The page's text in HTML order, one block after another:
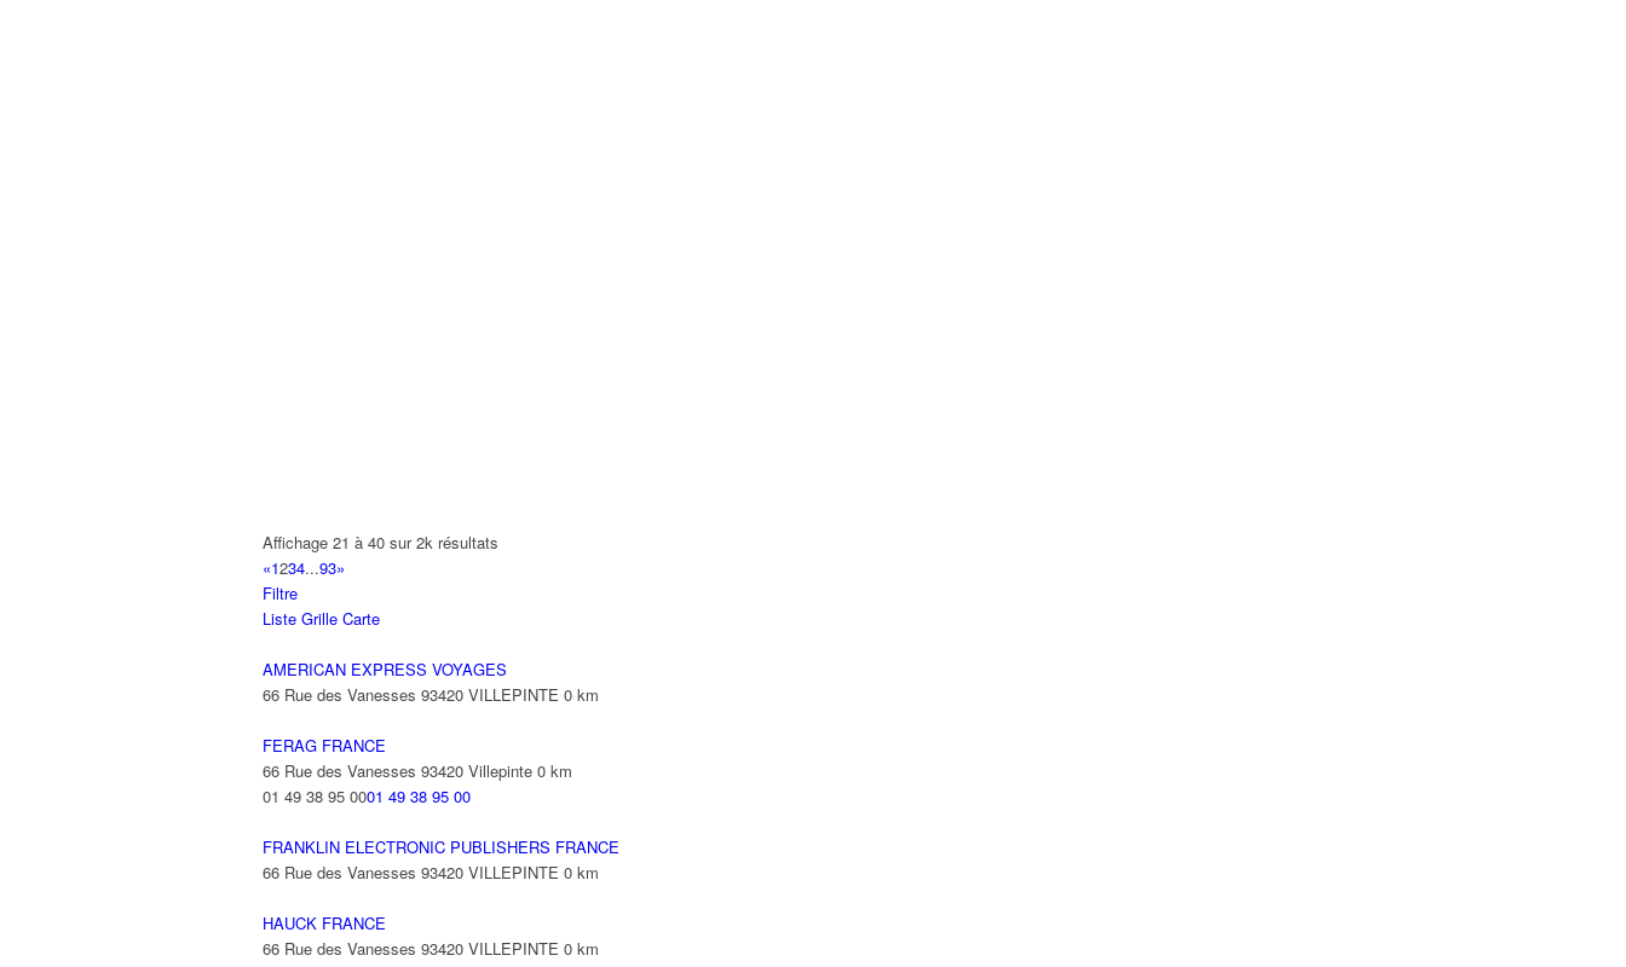
ADVANCED SYSTEM LANGUAGE
6 Avenue Mozart 93420 VILLEPINTE
47 Allée des Impressionnistes 93420 Villepinte
155 Boulevard Robert Ballanger 93420 VILLEPINTE
01 43 83 95 49
01 43 83 95 49
aedifex-sarl@orange.fr
Affichage 21 à 40 sur 2k résultats
«1234...93»
Filtre
Liste Grille Carte
AMERICAN EXPRESS VOYAGES
66 Rue des Vanesses 93420 VILLEPINTE 0 km
FERAG FRANCE
66 Rue des Vanesses 93420 Villepinte 0 km
01 49 38 95 0001 49 38 95 00
FRANKLIN ELECTRONIC PUBLISHERS FRANCE
66 Rue des Vanesses 93420 VILLEPINTE 0 km
HAUCK FRANCE
66 Rue des Vanesses 93420 VILLEPINTE 0 km